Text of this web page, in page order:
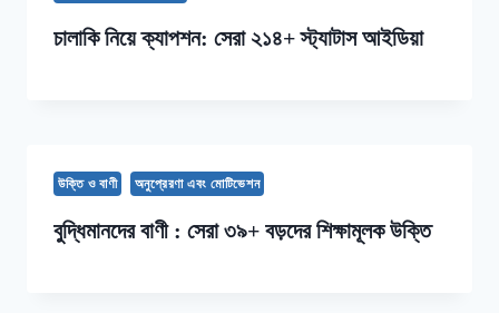
চালাকি নিয়ে ক্যাপশন: সেরা ২১৪+ স্ট্যাটাস আইডিয়া
উক্তি ও বাণী অনুপ্রেরণা এবং মোটিভেশন
বুদ্ধিমানদের বাণী : সেরা ৩৯+ বড়দের শিক্ষামূলক উক্তি